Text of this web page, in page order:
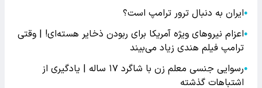
●ایران به دنبال ترور ترامپ است؟
●اعزام نیروهای ویژه آمریکا برای ربودن ذخایر هسته‌ای! | وقتی
ترامپ فیلم هندی زیاد می‌بیند
●
رسوایی جنسی معلم زن با شاگرد ۱۷ ساله | یادگیری از
اشتباهات گذشته